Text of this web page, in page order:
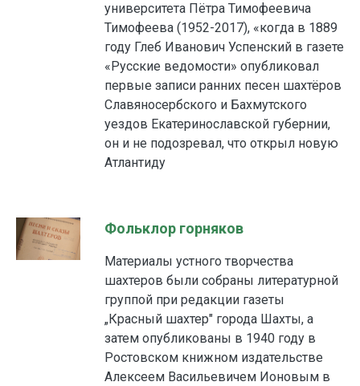
университета Пётра Тимофеевича
Тимофеева (1952-2017), «когда в 1889
году Глеб Иванович Успенский в газете
«Русские ведомости» опубликовал
первые записи ранних песен шахтёров
Славяносербского и Бахмутского
уездов Екатеринославской губернии,
он и не подозревал, что открыл новую
Атлантиду
Фольклор горняков
Материалы устного творчества
шахтеров были собраны литературной
группой при редакции газеты
„Красный шахтер" города Шахты, а
затем опубликованы в 1940 году в
Ростовском книжном издательстве
Алексеем Васильевичем Ионовым в